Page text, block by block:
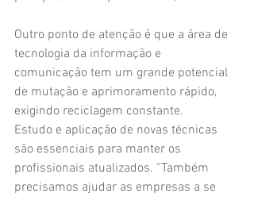
Outro ponto de atenção é que a área de
tecnologia da informação e
comunicação tem um grande potencial
de mutação e aprimoramento rápido,
exigindo reciclagem constante.
Estudo e aplicação de novas técnicas
são essenciais para manter os
profissionais atualizados. “Também
precisamos ajudar as empresas a se